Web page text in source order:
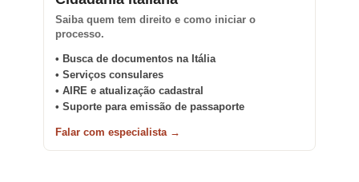
Saiba quem tem direito e como iniciar o
processo.
• Busca de documentos na Itália
• Serviços consulares
• AIRE e atualização cadastral
• Suporte para emissão de passaporte
Falar com especialista →